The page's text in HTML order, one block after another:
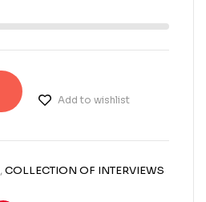
Add to wishlist
,COLLECTION OF INTERVIEWS